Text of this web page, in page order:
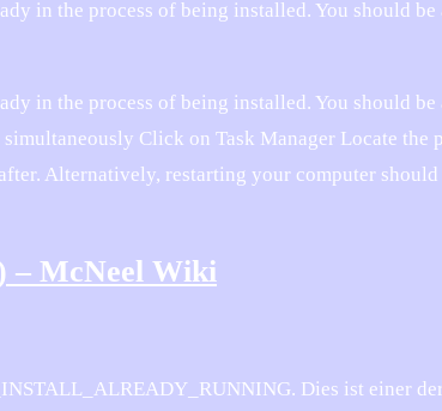
in the process of being installed. You should be
in the process of being installed. You should be
Click on Task Manager Locate the
Alternatively, restarting your computer should
– McNeel Wiki
Dies ist einer